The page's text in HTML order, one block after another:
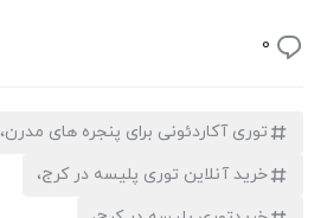
0
توری آکاردئونی برای پنجره های مدرن،
خرید آنلاین توری پلیسه در کرج،